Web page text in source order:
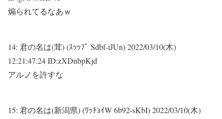
煽られてるなあｗ
14: 君の名は(茸) (ｽｯｯﾌﾟ Sdbf-iJUn)2022/03/10(木)
12:21:47.24 ID:zXDnbpKjd
アルノを許すな
15: 君の名は(新潟県) (ﾜｯﾁｮｲW 6b92-sKbI)2022/03/10(木)